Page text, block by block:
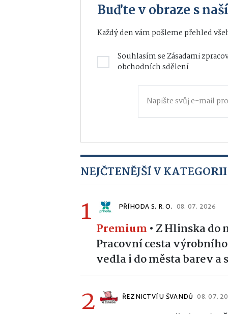
Buďte v obraze s
Každý den vám pošleme přehled
Souhlasím seZásadami
obchodních sdělení
NEJČTENĚJŠÍ V KATEGORII
1 PŘÍHODA S. R. O. 08. 07. 2026
Premium • Z Hlinska do
Pracovní cesta
vedla i do města barev a
2 ŘEZNICTVÍ U ŠVANDŮ 08. 07.